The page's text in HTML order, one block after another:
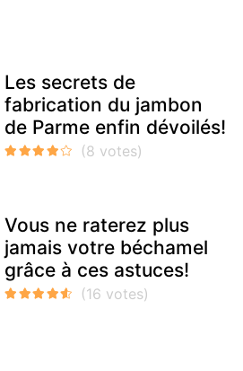
Les secrets de
fabrication du jambon
de Parme enfin dévoilés!
Vous ne raterez plus
jamais votre béchamel
grâce à ces astuces!